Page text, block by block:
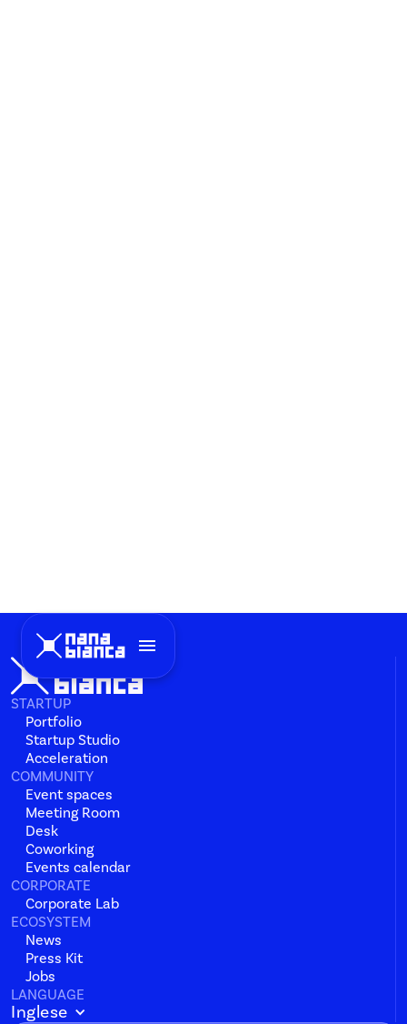
menu
STARTUP
Portfolio
Startup Studio
Acceleration
COMMUNITY
Event spaces
Meeting Room
Desk
Coworking
Events calendar
CORPORATE
Corporate Lab
ECOSYSTEM
News
Press Kit
Jobs
LANGUAGE
Inglese